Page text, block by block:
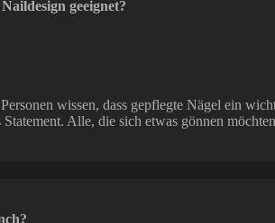
geeignet?
wissen, dass gepflegte Nägel ein
Alle, die sich etwas gönnen